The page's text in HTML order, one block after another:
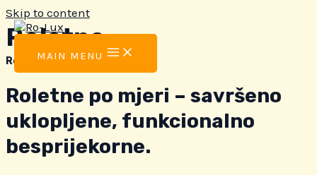
Skip to content
MAIN MENU
Roletne
Roletne
Roletne po mjeri – savršeno
uklopljene, funkcionalno
besprijekorne.